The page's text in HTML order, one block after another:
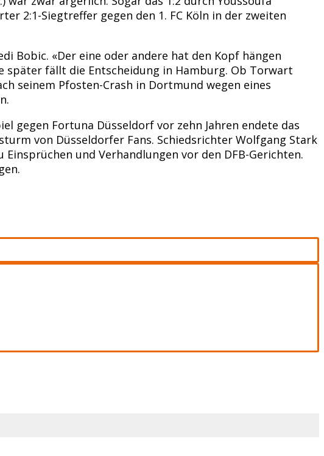
2:1-Siegtreffer gegen den 1. FC Köln in der zweiten
Bobic. «Der eine oder andere hat den Kopf hängen
später fällt die Entscheidung in Hamburg. Ob Torwart
seinem Pfosten-Crash in Dortmund wegen eines
gegen Fortuna Düsseldorf vor zehn Jahren endete das
von Düsseldorfer Fans. Schiedsrichter Wolfgang Stark
und Verhandlungen vor den DFB-Gerichten.